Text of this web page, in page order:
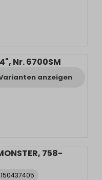
Nr. 6700SM
anzeigen
758-